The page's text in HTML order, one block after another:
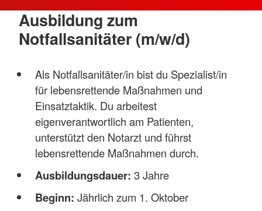
Ausbildung zum
Notfallsanitäter (m/w/d)
Als Notfallsanitäter/in bist du Spezialist/in
für lebensrettende Maßnahmen und
Einsatztaktik. Du arbeitest
eigenverantwortlich am Patienten,
unterstützt den Notarzt und führst
lebensrettende Maßnahmen durch.
Ausbildungsdauer: 3 Jahre
Beginn: Jährlich zum 1. Oktober